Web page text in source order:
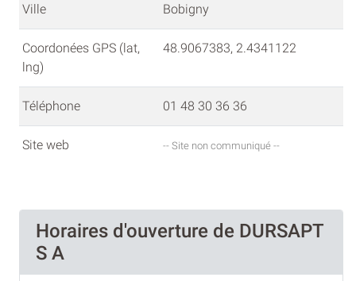
Ville Bobigny
Coordonées GPS (lat,
lng)
48.9067383, 2.4341122
Téléphone 01 48 30 36 36
Site web -- Site non communiqué --
Horaires d'ouverture de DURSAPT
S A